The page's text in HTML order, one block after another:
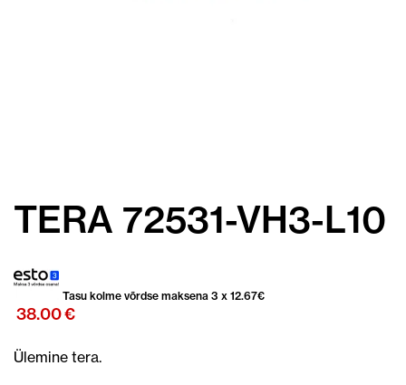
TERA 72531-VH3-L10
Tasu kolme võrdse maksena 3 x 12.67€
38.00€
Ülemine tera.